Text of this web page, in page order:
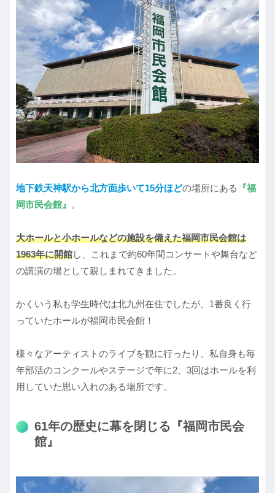
地下鉄天神駅から北方面歩いて15分ほどの場所にある
『福
岡市民会館』 。
大ホールと小ホールなどの施設を備えた福岡市民会館は
1963年に開館し、これまで約60年間コンサートや舞台など
の講演の場として親しまれてきました。
かくいう私も学生時代は北九州在住でしたが、1番良く行
っていたホールが福岡市民会館！
様々なアーティストのライブを観に行ったり、私自身も毎
年部活のコンクールやステージで年に2、3回はホールを利
用していた思い入れのある場所です。
61年の歴史に幕を閉じる『福岡市民会
館』